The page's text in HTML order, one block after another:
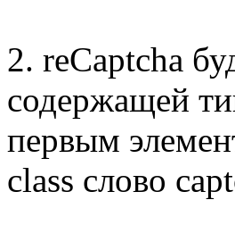
2. reCaptcha
содержащей
первым
class слово